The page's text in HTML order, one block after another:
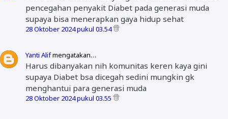
pencegahan penyakit Diabet pada generasi muda
supaya bisa menerapkan gaya hidup sehat
28 Oktober 2024 pukul 03.54
Yanti Alifmengatakan…
Harus dibanyakan nih komunitas keren kaya gini
supaya Diabet bsa dicegah sedini mungkin gk
menghantui para generasi muda
28 Oktober 2024 pukul 03.55